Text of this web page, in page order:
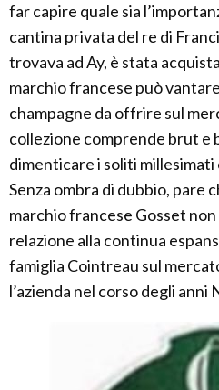
far capire quale sia
cantina privata del re di
trovava ad Ay, è stata
marchio francese può vantare
champagne da offrire sul
collezione comprende brut e
dimenticare i soliti millesimati
Senza ombra di dubbio, pare
marchio francese Gosset
relazione alla continua
famiglia Cointreau sul
l’azienda nel corso degli anni